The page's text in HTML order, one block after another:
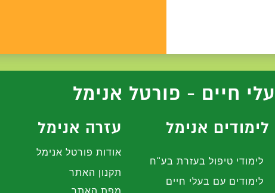
חיים - פורטל אנימל
לימודים אנימל עזרה אנימל
לימודי טיפול בעזרת בע"ח
לימודים עם בעלי חיים
אודות פורטל אנימל
תקנון האתר